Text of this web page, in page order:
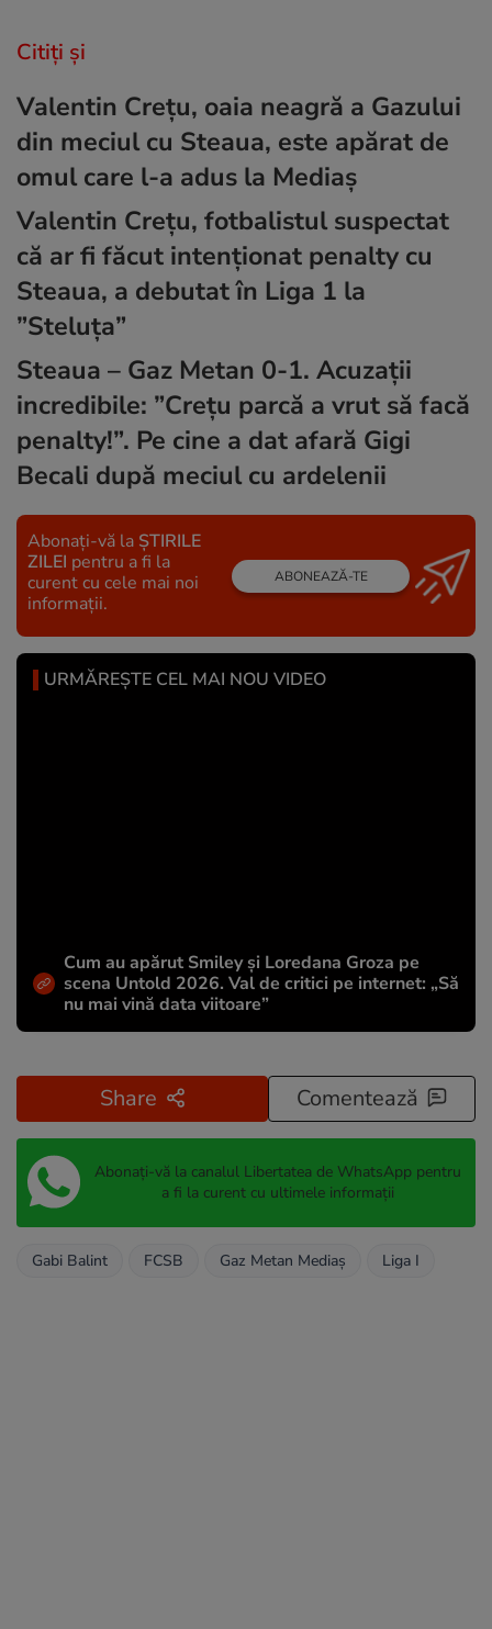
Citiți și
Valentin Crețu, oaia neagră a Gazului
din meciul cu Steaua, este apărat de
omul care l-a adus la Mediaș
Valentin Crețu, fotbalistul suspectat
că ar fi făcut intenționat penalty cu
Steaua, a debutat în Liga 1 la
”Steluța”
Steaua – Gaz Metan 0-1. Acuzații
incredibile: ”Crețu parcă a vrut să facă
penalty!”. Pe cine a dat afară Gigi
Becali după meciul cu ardelenii
Abonați-vă la ȘTIRILE
ZILEI pentru a fi la
curent cu cele mai noi
informații.
ABONEAZĂ-TE
URMĂREȘTE CEL MAI NOU VIDEO
Cum au apărut Smiley și Loredana Groza pe
scena Untold 2026. Val de critici pe internet: „Să
nu mai vină data viitoare”
Share Comentează
Abonați-vă la canalul Libertatea de WhatsApp pentru
a fi la curent cu ultimele informații
Gabi Balint FCSB Gaz Metan Mediaș Liga I